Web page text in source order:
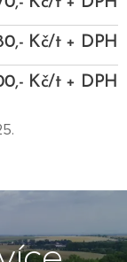
Kč/t + DPH
Kč/t + DPH